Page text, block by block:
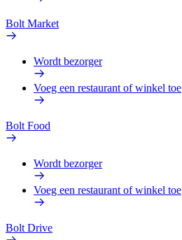
Bolt Market
Wordt bezorger
Voeg een restaurant of winkel toe
Bolt Food
Wordt bezorger
Voeg een restaurant of winkel toe
Bolt Drive